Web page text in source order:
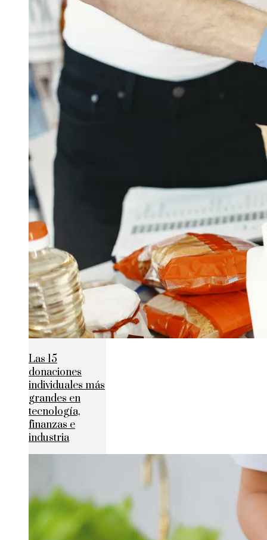
Las 15
donaciones
individuales más
grandes en
tecnología,
finanzas e
industria